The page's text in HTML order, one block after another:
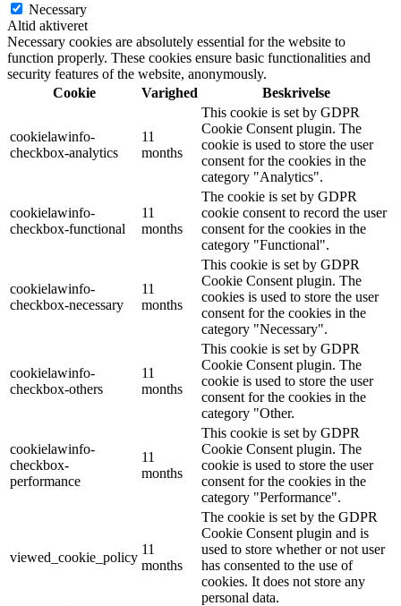
Necessary
Altid aktiveret
Necessary cookies are absolutely essential for the website to
function properly. These cookies ensure basic functionalities and
security features of the website, anonymously.
Cookie
Varighed Beskrivelse
cookielawinfo-
checkbox-analytics
11
months
This cookie is set by GDPR
Cookie Consent plugin. The
cookie is used to store the user
consent for the cookies in the
category "Analytics".
cookielawinfo-
checkbox-functional
11
months
The cookie is set by GDPR
cookie consent to record the user
consent for the cookies in the
category "Functional".
cookielawinfo-
checkbox-necessary
11
months
This cookie is set by GDPR
Cookie Consent plugin. The
cookies is used to store the user
consent for the cookies in the
category "Necessary".
cookielawinfo-
checkbox-others
11
months
This cookie is set by GDPR
Cookie Consent plugin. The
cookie is used to store the user
consent for the cookies in the
category "Other.
cookielawinfo-
checkbox-
performance
11
months
This cookie is set by GDPR
Cookie Consent plugin. The
cookie is used to store the user
consent for the cookies in the
category "Performance".
viewed_cookie_policy
11
months
The cookie is set by the GDPR
Cookie Consent plugin and is
used to store whether or not user
has consented to the use of
cookies. It does not store any
personal data.